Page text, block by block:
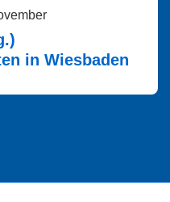
in Wiesbaden